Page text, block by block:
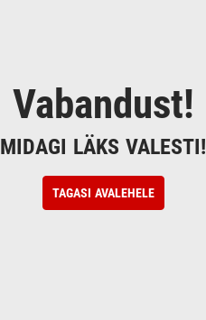
Vabandust!
MIDAGI LÄKS VALESTI!
TAGASI AVALEHELE